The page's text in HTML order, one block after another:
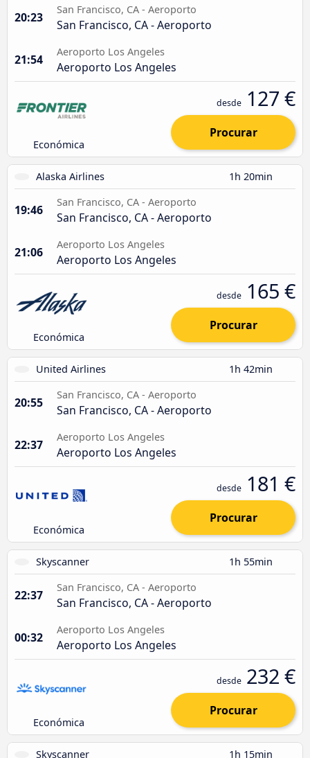
20:23
San Francisco, CA - Aeroporto
San Francisco, CA - Aeroporto
21:54
Aeroporto Los Angeles
Aeroporto Los Angeles
Económica
desde 127 €
Procurar
Alaska Airlines 1h 20min
19:46
San Francisco, CA - Aeroporto
San Francisco, CA - Aeroporto
21:06
Aeroporto Los Angeles
Aeroporto Los Angeles
Económica
desde 165 €
Procurar
United Airlines 1h 42min
20:55
San Francisco, CA - Aeroporto
San Francisco, CA - Aeroporto
22:37
Aeroporto Los Angeles
Aeroporto Los Angeles
Económica
desde 181 €
Procurar
Skyscanner 1h 55min
22:37
San Francisco, CA - Aeroporto
San Francisco, CA - Aeroporto
00:32
Aeroporto Los Angeles
Aeroporto Los Angeles
Económica
desde 232 €
Procurar
Skyscanner 1h 15min